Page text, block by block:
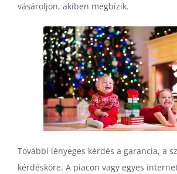
vásároljon, akiben megbízik.
További lényeges kérdés a garancia, a
kérdésköre. A piacon vagy egyes